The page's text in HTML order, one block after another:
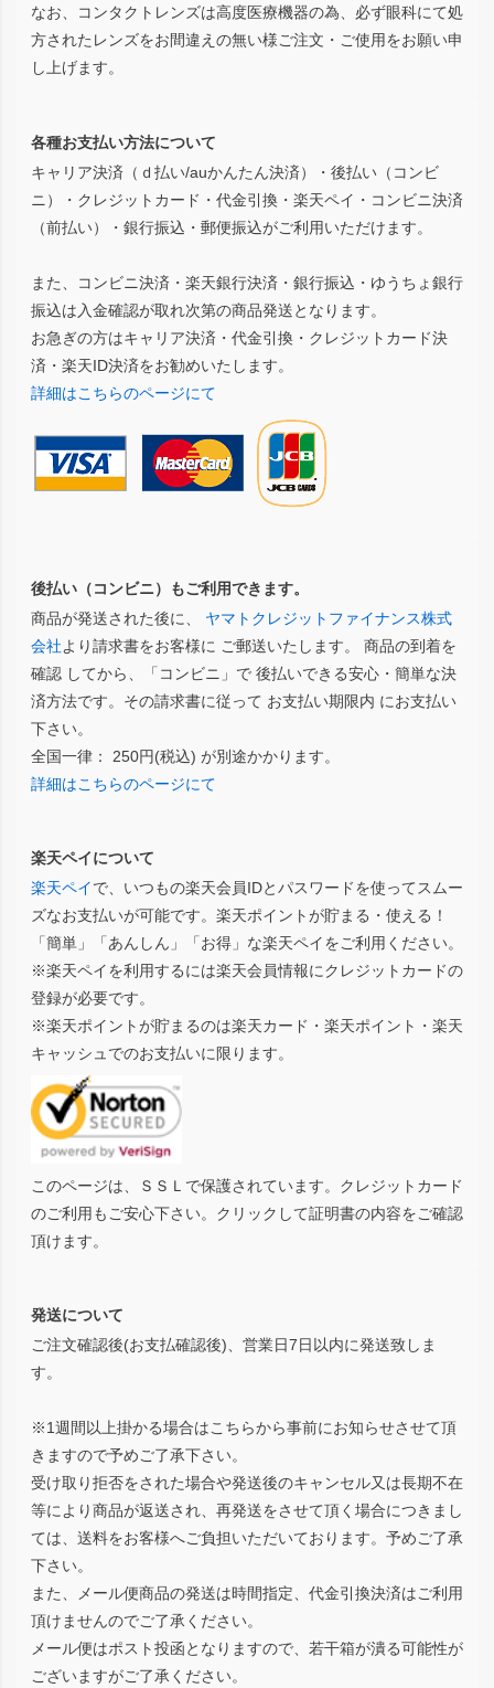
なお、コンタクトレンズは高度医療機器の為、必ず眼科にて処
方されたレンズをお間違えの無い様ご注文・ご使用をお願い申
し上げます。
各種お支払い方法について
キャリア決済（ｄ払い/auかんたん決済）・後払い（コンビ
ニ）・クレジットカード・代金引換・楽天ペイ・コンビニ決済
（前払い）・銀行振込・郵便振込がご利用いただけます。
また、コンビニ決済・楽天銀行決済・銀行振込・ゆうちょ銀行
振込は入金確認が取れ次第の商品発送となります。
お急ぎの方はキャリア決済・代金引換・クレジットカード決
済・楽天ID決済をお勧めいたします。
詳細はこちらのページにて
後払い（コンビニ）もご利用できます。
商品が発送された後に、 ヤマトクレジットファイナンス株式
会社より請求書をお客様に ご郵送いたします。 商品の到着を
確認 してから、「コンビニ」で 後払いできる安心・簡単な決
済方法です。その請求書に従って お支払い期限内 にお支払い
下さい。
全国一律： 250円(税込) が別途かかります。
詳細はこちらのページにて
楽天ペイについて
楽天ペイで、いつもの楽天会員IDとパスワードを使ってスムー
ズなお支払いが可能です。楽天ポイントが貯まる・使える！
「簡単」「あんしん」「お得」な楽天ペイをご利用ください。
※楽天ペイを利用するには楽天会員情報にクレジットカードの
登録が必要です。
※楽天ポイントが貯まるのは楽天カード・楽天ポイント・楽天
キャッシュでのお支払いに限ります。
このページは、ＳＳＬで保護されています。クレジットカード
のご利用もご安心下さい。クリックして証明書の内容をご確認
頂けます。
発送について
ご注文確認後(お支払確認後)、営業日7日以内に発送致しま
す。
※1週間以上掛かる場合はこちらから事前にお知らせさせて頂
きますので予めご了承下さい。
受け取り拒否をされた場合や発送後のキャンセル又は長期不在
等により商品が返送され、再発送をさせて頂く場合につきまし
ては、送料をお客様へご負担いただいております。予めご了承
下さい。
また、メール便商品の発送は時間指定、代金引換決済はご利用
頂けませんのでご了承ください。
メール便はポスト投函となりますので、若干箱が潰る可能性が
ございますがご了承ください。